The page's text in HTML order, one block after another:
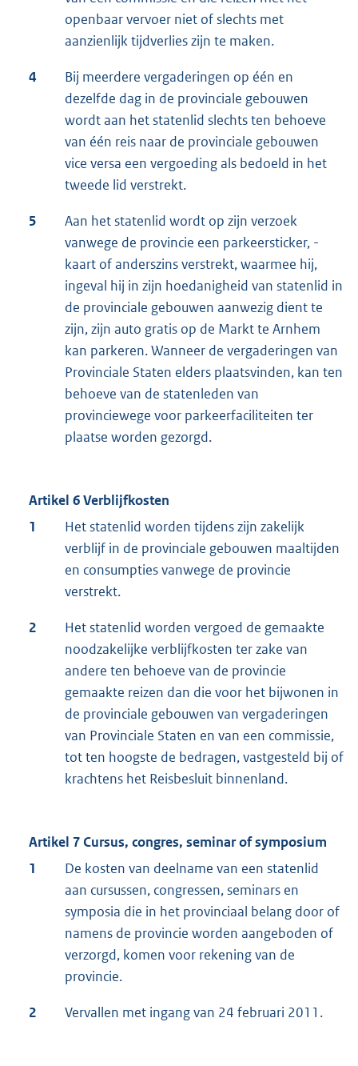
openbaar vervoer niet of slechts met
aanzienlijk tijdverlies zijn te maken.
4
Bij meerdere vergaderingen op één en
dezelfde dag in de provinciale gebouwen
wordt aan het statenlid slechts ten behoeve
van één reis naar de provinciale gebouwen
vice versa een vergoeding als bedoeld in het
tweede lid verstrekt.
5
Aan het statenlid wordt op zijn verzoek
vanwege de provincie een parkeersticker, -
kaart of anderszins verstrekt, waarmee hij,
ingeval hij in zijn hoedanigheid van statenlid in
de provinciale gebouwen aanwezig dient te
zijn, zijn auto gratis op de Markt te Arnhem
kan parkeren. Wanneer de vergaderingen van
Provinciale Staten elders plaatsvinden, kan ten
behoeve van de statenleden van
provinciewege voor parkeerfaciliteiten ter
plaatse worden gezorgd.
Artikel 6 Verblijfkosten
1
Het statenlid worden tijdens zijn zakelijk
verblijf in de provinciale gebouwen maaltijden
en consumpties vanwege de provincie
verstrekt.
2
Het statenlid worden vergoed de gemaakte
noodzakelijke verblijfkosten ter zake van
andere ten behoeve van de provincie
gemaakte reizen dan die voor het bijwonen in
de provinciale gebouwen van vergaderingen
van Provinciale Staten en van een commissie,
tot ten hoogste de bedragen, vastgesteld bij of
krachtens het Reisbesluit binnenland.
Artikel 7 Cursus, congres, seminar of symposium
1
De kosten van deelname van een statenlid
aan cursussen, congressen, seminars en
symposia die in het provinciaal belang door of
namens de provincie worden aangeboden of
verzorgd, komen voor rekening van de
provincie.
2 Vervallen met ingang van 24 februari 2011.